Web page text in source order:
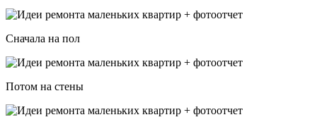
Сначала на пол
Потом на стены